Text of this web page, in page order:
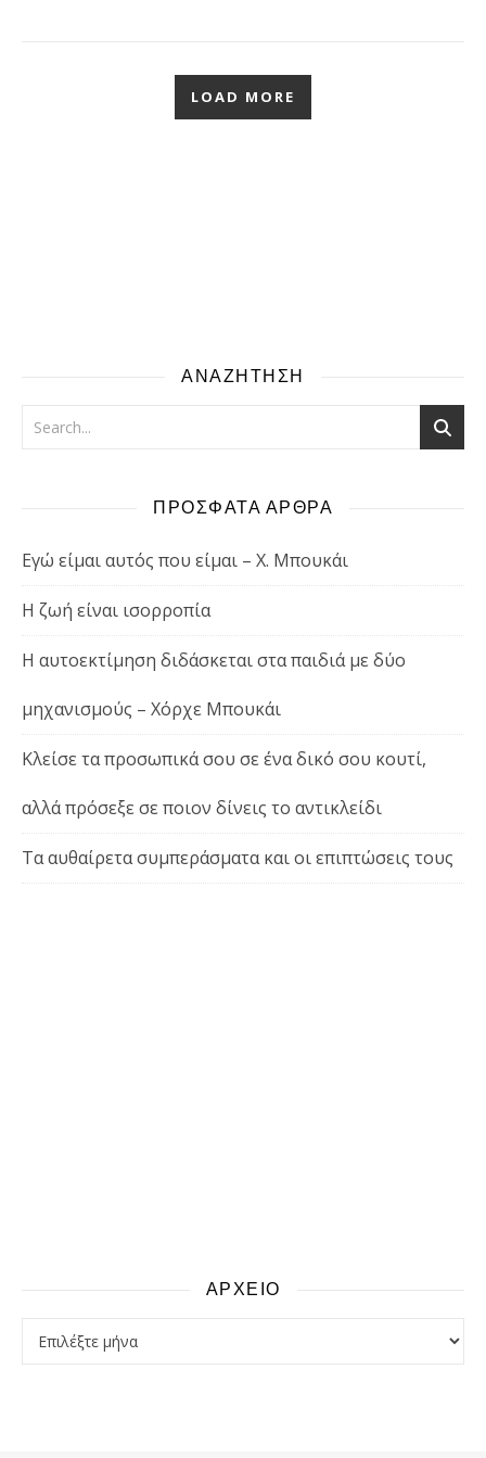
LOAD MORE
ΑΝΑΖΗΤΗΣΗ
ΠΡΟΣΦΑΤΑ ΑΡΘΡΑ
Εγώ είμαι αυτός που είμαι – Χ. Μπουκάι
Η ζωή είναι ισορροπία
Η αυτοεκτίμηση διδάσκεται στα παιδιά με δύο
μηχανισμούς – Χόρχε Μπουκάι
Κλείσε τα προσωπικά σου σε ένα δικό σου κουτί,
αλλά πρόσεξε σε ποιον δίνεις το αντικλείδι
Τα αυθαίρετα συμπεράσματα και οι επιπτώσεις τους
ΑΡΧΕΙΟ